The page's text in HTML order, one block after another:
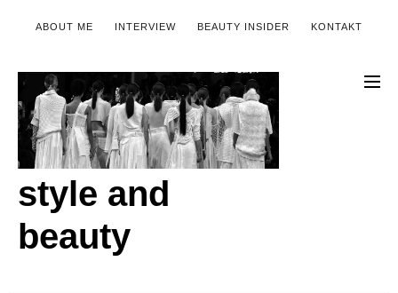
ABOUT ME INTERVIEW BEAUTY INSIDER KONTAKT
style and
beauty